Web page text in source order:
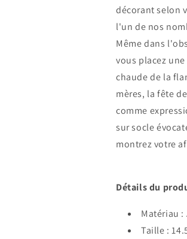
décorant selon
l'un de nos
Même dans
vous placez
chaude de la
mères, la fête
comme
sur socle
montrez votre
Détails du
Matériau :
Taille :